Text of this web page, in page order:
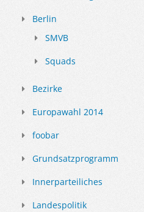
Berlin
SMVB
Squads
Bezirke
Europawahl 2014
foobar
Grundsatzprogramm
Innerparteiliches
Landespolitik